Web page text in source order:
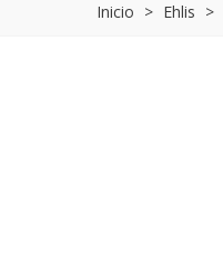
Inicio > Ehlis >